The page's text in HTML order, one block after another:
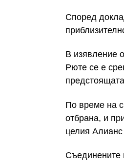
Според
В изявление
Рюте се е
По време на
отбрана, и
целия Алианс
Съединените